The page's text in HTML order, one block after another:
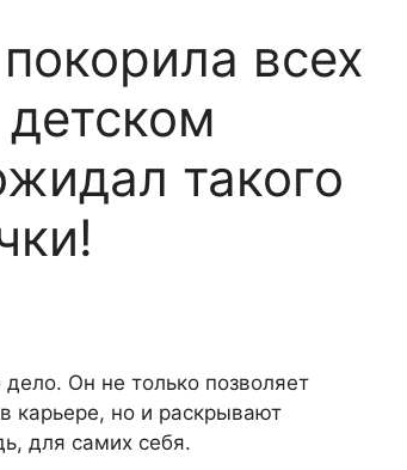
всех
такого
дело. Он не только позволяет
карьере, но и раскрывают
для самих себя.